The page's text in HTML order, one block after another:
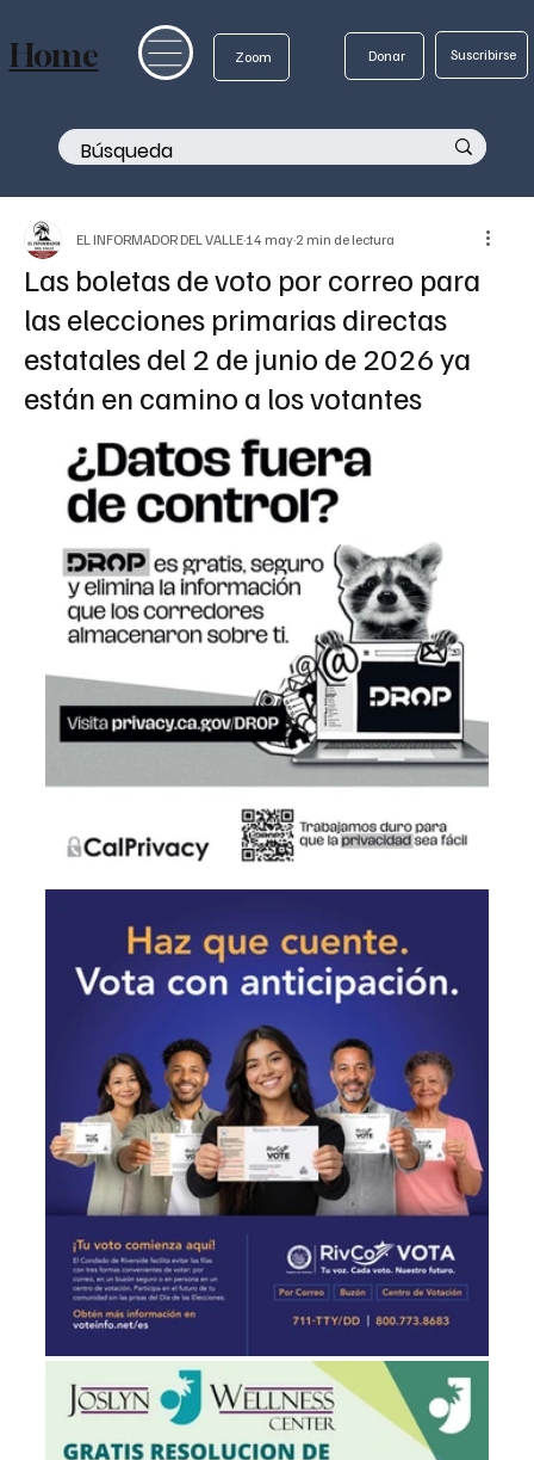
Zoom Donar Suscribirse
Home
Las boletas de voto por correo para
las elecciones primarias directas
estatales del 2 de junio de 2026 ya
están en camino a los votantes
EL INFORMADOR DEL VALLE 14 may 2 min de lectura